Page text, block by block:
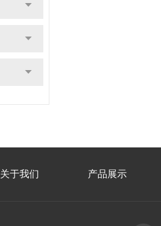
关于我们 产品展示